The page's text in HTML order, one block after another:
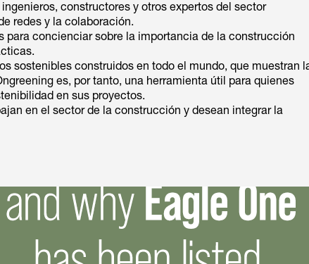
constructores y otros expertos del sector
redes y la colaboración.
concienciar sobre la importancia de la construcción
sostenibles construidos en todo el mundo, que muestran
es, por tanto, una herramienta útil para quienes
en sus proyectos.
en el sector de la construcción y desean integrar la